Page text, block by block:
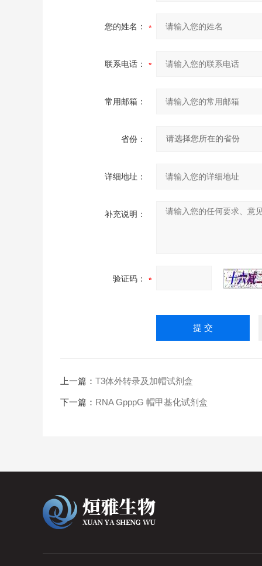
您的姓名：
联系电话：
常用邮箱：
省份：
详细地址：
补充说明：
验证码：
上一篇： T3体外转录及加帽试剂盒
下一篇： RNA GpppG 帽甲基化试剂盒